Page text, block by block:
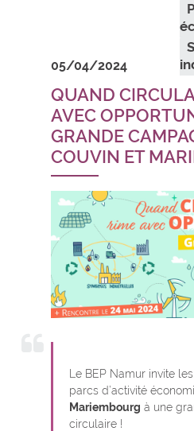
05/04/2024
QUAND
AVEC
GRANDE
COUVIN ET
Le BEP Namur invite
parcs d’activité
Mariembourg à une
circulaire !